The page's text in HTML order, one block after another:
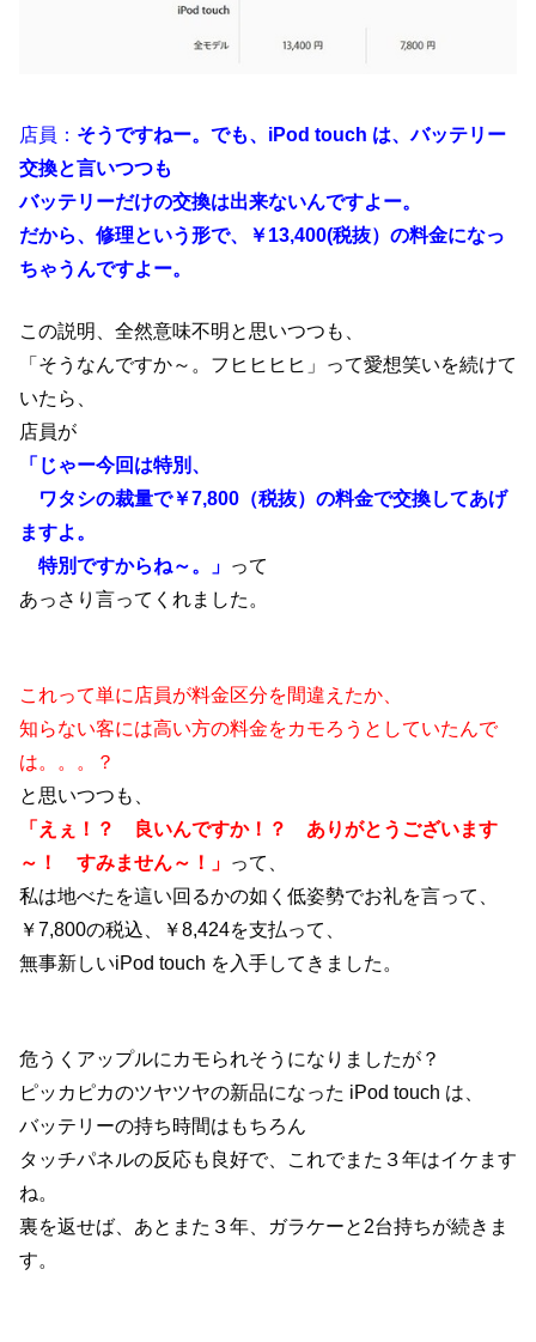
店員： そうですねー。でも、iPod touch は、バッテリー
交換と言いつつも
バッテリーだけの交換は出来ないんですよー。
だから、修理という形で、￥13,400(税抜）の料金になっ
ちゃうんですよー。
この説明、全然意味不明と思いつつも、
「そうなんですか～。フヒヒヒヒ」って愛想笑いを続けて
いたら、
店員が
「じゃー今回は特別、
ワタシの裁量で￥7,800（税抜）の料金で交換してあげ
ますよ。
特別ですからね～。」 って
あっさり言ってくれました。
これって単に店員が料金区分を間違えたか、
知らない客には高い方の料金をカモろうとしていたんで
は。。。？
と思いつつも、
「えぇ！？ 良いんですか！？ ありがとうございます
～！ すみません～！」 って、
私は地べたを這い回るかの如く低姿勢でお礼を言って、
￥7,800の税込、￥8,424を支払って、
無事新しいiPod touch を入手してきました。
危うくアップルにカモられそうになりましたが？
ピッカピカのツヤツヤの新品になった iPod touch は、
バッテリーの持ち時間はもちろん
タッチパネルの反応も良好で、これでまた３年はイケます
ね。
裏を返せば、あとまた３年、ガラケーと2台持ちが続きま
す。